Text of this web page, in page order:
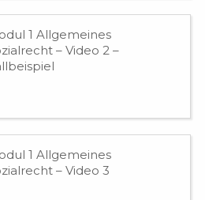
1 Allgemeines
– Video 2 –
1 Allgemeines
– Video 3